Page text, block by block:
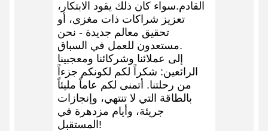
القادم.سواء كان ذلك يقود الابتكار،
تعزيز شراكات ذات مغزى، أو
تحقيق معالم جديدة - نحن
مستعدون للعمل في السباق.
إلى عملائنا وشركائنا ومعجبينا
الرائعين: شكراً لكم لكونكم جزءاً
من رحلتنا. أتمنى لكم عاماً مليئاً
بالطاقة التي لا تنتهي، وإنجازات
جريئة، وأيام مزدهرة في
المستقبل!